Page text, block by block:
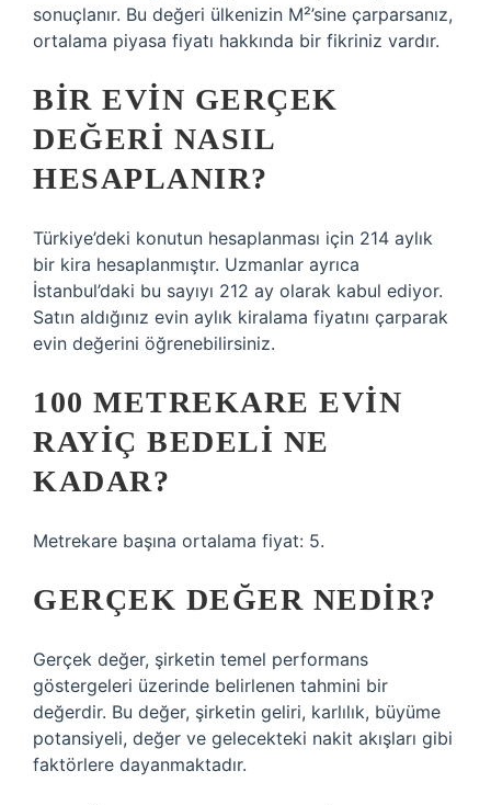
sonuçlanır. Bu değeri ülkenizin M²’sine çarparsanız,
ortalama piyasa fiyatı hakkında bir fikriniz vardır.
BIR EVIN GERÇEK
DEĞERI NASIL
HESAPLANIR?
Türkiye’deki konutun hesaplanması için 214 aylık
bir kira hesaplanmıştır. Uzmanlar ayrıca
İstanbul’daki bu sayıyı 212 ay olarak kabul ediyor.
Satın aldığınız evin aylık kiralama fiyatını çarparak
evin değerini öğrenebilirsiniz.
100 METREKARE EVIN
RAYIÇ BEDELI NE
KADAR?
Metrekare başına ortalama fiyat: 5.
GERÇEK DEĞER NEDIR?
Gerçek değer, şirketin temel performans
göstergeleri üzerinde belirlenen tahmini bir
değerdir. Bu değer, şirketin geliri, karlılık, büyüme
potansiyeli, değer ve gelecekteki nakit akışları gibi
faktörlere dayanmaktadır.